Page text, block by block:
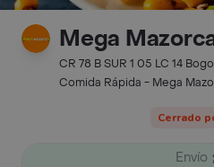
Mega
CR 78 B SUR 1 05 LC 14
Comida Rápida - Mega
Cerrado
Envío